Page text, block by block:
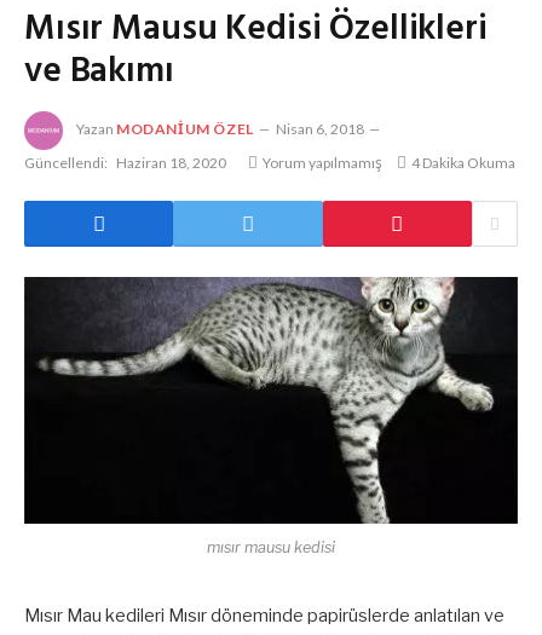
Mısır Mausu Kedisi Özellikleri
ve Bakımı
Yazan MODANIUM ÖZEL
Nisan 6, 2018
Güncellendi: Haziran 18, 2020 Yorum yapılmamış 4 Dakika Okuma
mısır mausu kedisi
Mısır Mau kedileri Mısır döneminde papirüslerde anlatılan ve